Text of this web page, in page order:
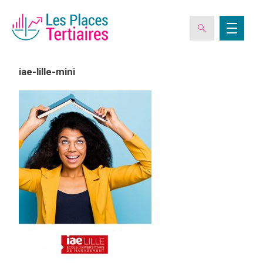
ESPACE ADHÉRENT
L’ASSOCIATION
LES CLUBS DES PLACES TERTIAIRES
VERIQUALIS
iae-lille-mini